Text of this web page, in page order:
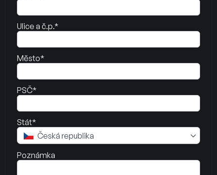
Ulice a č.p.*
Město*
PSČ*
Stát*
Česká republika
Poznámka